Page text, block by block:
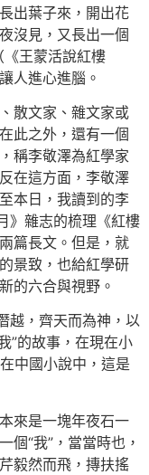
出葉子來，開出花
沒見，又長出一個
《王蒙活說紅樓
人進心進腦。
散文家、雜文家或
此之外，還有一個
稱李敬澤為紅學家
在這方面，李敬澤
本日，我讀到的李
》雜志的梳理《紅樓
篇長文。但是，就
景致，也給紅學研
的六合與視野。
越，齊天而為神，以
”的故事，在現在小
中國小說中，這是
來是一塊年夜石一
個“我”，當當時也，
毅然而飛，摶扶搖